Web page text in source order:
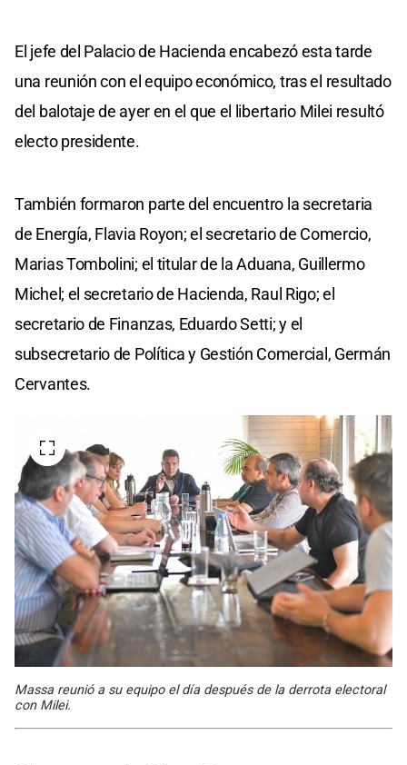
El jefe del Palacio de Hacienda encabezó esta tarde
una reunión con el equipo económico, tras el resultado
del balotaje de ayer en el que el libertario Milei resultó
electo presidente.
También formaron parte del encuentro la secretaria
de Energía, Flavia Royon; el secretario de Comercio,
Marias Tombolini; el titular de la Aduana, Guillermo
Michel; el secretario de Hacienda, Raul Rigo; el
secretario de Finanzas, Eduardo Setti; y el
subsecretario de Política y Gestión Comercial, Germán
Cervantes.
Massa reunió a su equipo el día después de la derrota electoral
con Milei.